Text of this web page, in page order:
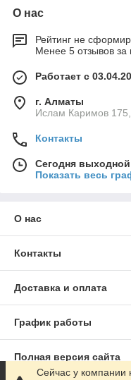
О нас
Рейтинг не
Менее 5 отзывов за
Работает с
г. Алматы
Ислам Каримов
Контакты
Сегодня выходной
Показать весь
О нас
Контакты
Доставка и оплата
График работы
Полная версия сайта
Сейчас у компании